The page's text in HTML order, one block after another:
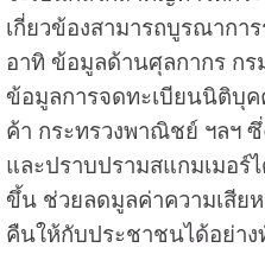
เกี่ยวข้องสามารถบูรณากา
อาทิ ข้อมูลด้านศุลกากร กร
ข้อมูลการจดทะเบียนนิติบุ
ค้า กระทรวงพาณิชย์ ฯลฯ
และปราบปรามสแกมเมอร์
ขึ้น ช่วยลดมูลค่าความเสีย
คืนให้กับประชาชนได้อย่าง